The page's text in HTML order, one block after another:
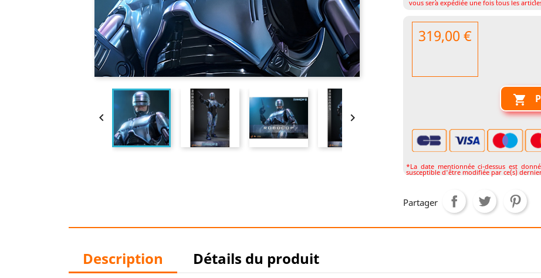
 
vous sera expédiée une fois tous les
319,00 €

*La date mentionnée ci-dessus est
susceptible d'être modifiée par ce(s)
Partager
Description Détails du produit